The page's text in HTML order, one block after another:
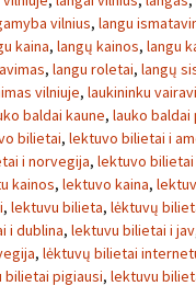
vilnius, langu
kaina, langų kainos, langu
, langu roletai, langų
vilniuje, laukininku
baldai kaune, lauko baldai
bilietai, lektuvo bilietai i
i norvegija, lektuvo
kainos, lektuvo kaina,
, lektuvu bilieta, lėktuvų
i dublina, lektuvu bilietai i jav
, lėktuvų bilietai
bilietai pigiausi, lektuvu